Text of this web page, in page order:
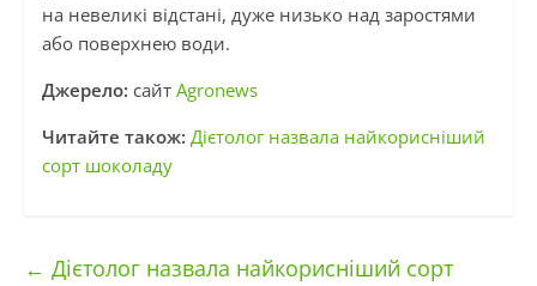
на невеликі відстані, дуже низько над заростями
або поверхнею води.
Джерело: сайт Аgronews
Читайте також: Дієтолог назвала найкорисніший
сорт шоколаду
← Дієтолог назвала найкорисніший сорт